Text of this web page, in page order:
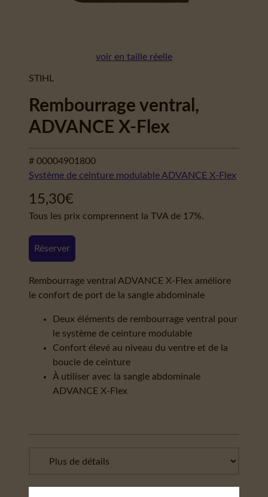
voir en taille réelle
STIHL
Rembourrage ventral,
ADVANCE X-Flex
# 00004901800
Système de ceinture modulable ADVANCE X-Flex
15,30€
Tous les prix comprennent la TVA de 17%.
Réserver
Rembourrage ventral ADVANCE X-Flex améliore
le confort de port de la sangle abdominale
Deux éléments de rembourrage ventral pour
le système de ceinture modulable
Confort élevé au niveau du ventre et de la
boucle de ceinture
À utiliser avec la sangle abdominale
ADVANCE X-Flex